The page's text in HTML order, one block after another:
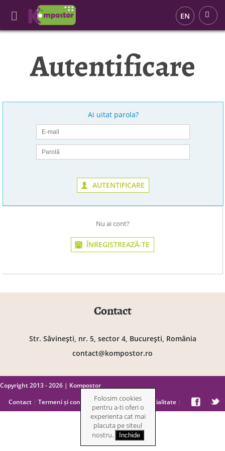
EN
Folosim cookies
pentru a-ti oferi o
experienta cat mai
placuta pe siteul
nostru.
Inchide
Autentificare
Ai uitat parola?
AUTENTIFICARE
Nu ai cont?
ÎNREGISTREAZĂ-TE
Contact
Str. Săvineşti, nr. 5, sector 4, Bucureşti, România
contact@kompostor.ro
Copyright 2013 - 2026 | Kompostor
Contact | Termeni și condiții |Politică de confidențialitate |